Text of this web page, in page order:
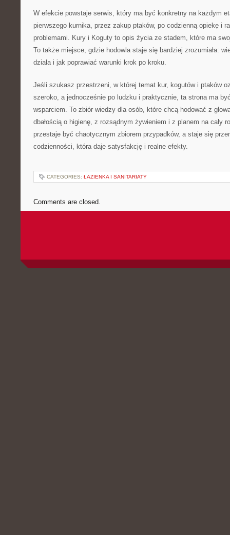
W efekcie powstaje serwis, który ma być konkretny na każdym
pierwszego kurnika, przez zakup ptaków, po codzienną opiekę i
problemami. Kury i Koguty to opis życia ze stadem, które ma
To także miejsce, gdzie hodowla staje się bardziej zrozumiała:
działa i jak poprawiać warunki krok po kroku.
Jeśli szukasz przestrzeni, w której temat kur, kogutów i ptaków
szeroko, a jednocześnie po ludzku i praktycznie, ta strona ma
wsparciem. To zbiór wiedzy dla osób, które chcą hodować z
dbałością o higienę, z rozsądnym żywieniem i z planem na cały
przestaje być chaotycznym zbiorem przypadków, a staje się
codzienności, która daje satysfakcję i realne efekty.
CATEGORIES: ŁAZIENKA I SANITARIATY
Comments are closed.